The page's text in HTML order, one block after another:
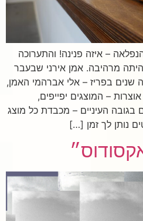
– איזה פנינה! והתערוכה
מרהיבה. אמן אירני שבעבר
שנים בפריז – אלי אברהמי האמן,
– המוצגים יפייפים,
העיניים – מכבדת כל מוצג
נותן לך זמן […]